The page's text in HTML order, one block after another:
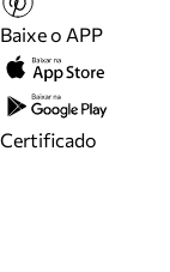
Baixe o APP
Certificado